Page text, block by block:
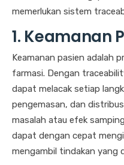
memerlukan sistem
1. Keamanan
Keamanan pasien adalah
farmasi. Dengan
dapat melacak setiap
pengemasan, dan
masalah atau efek
dapat dengan cepat
mengambil tindakan yang